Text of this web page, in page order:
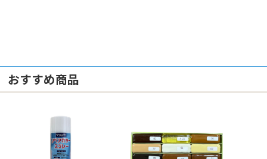
おすすめ商品